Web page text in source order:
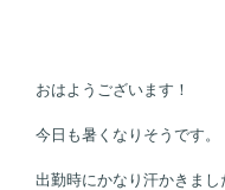
おはようございます！
今日も暑くなりそうです。
出勤時にかなり汗かきまし